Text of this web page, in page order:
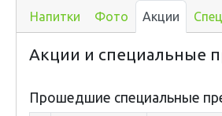
Напитки Фото Акции
Акции и специальные
Прошедшие специальные